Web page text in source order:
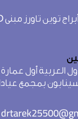
العربية أول
بمجمع